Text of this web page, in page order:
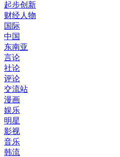
起步创新
财经人物
国际
中国
东南亚
言论
社论
评论
交流站
漫画
娱乐
明星
影视
音乐
韩流